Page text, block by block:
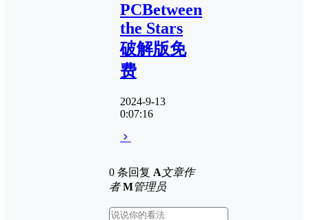
PCBetween
the Stars
破解版免
费
2024-9-13
0:07:16
0 条回复 A文章作
者 M管理员